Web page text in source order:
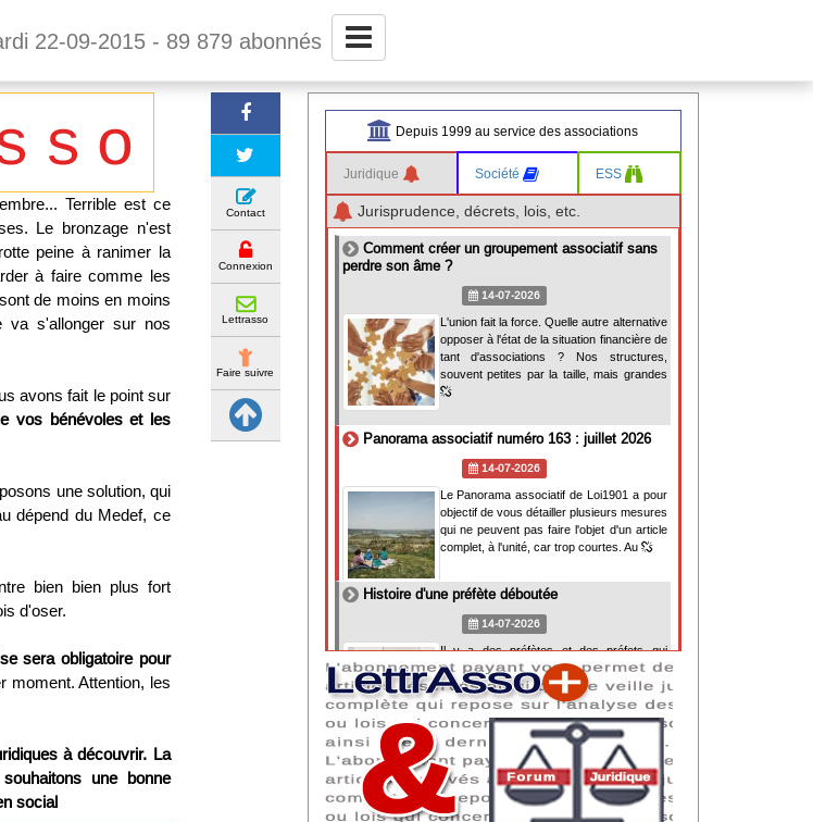
22-09-2015 - 89 879 abonnés
Terrible est ce
Le bronzage n'est
peine à ranimer la
à faire comme les
de moins en moins
va s'allonger sur nos
avons fait le point sur
vos bénévoles et les
une solution, qui
dépend du Medef, ce
bien bien plus fort
d'oser.
sera obligatoire pour
moment. Attention, les
à découvrir. La
une bonne
social
Contact
Connexion
Lettrasso
Faire suivre
Depuis 1999 au service des associations
Juridique Société ESS
Jurisprudence, décrets, lois, etc.
Comment créer un groupement associatif sans
perdre son âme ?
14-07-2026
L'union fait la force. Quelle autre alternative
opposer à l'état de la situation financière de
tant d'associations ? Nos structures,
souvent petites par la taille, mais grandes
Panorama associatif numéro 163 : juillet 2026
14-07-2026
Le Panorama associatif de Loi1901 a pour
objectif de vous détailler plusieurs mesures
qui ne peuvent pas faire l'objet d'un article
complet, à l'unité, car trop courtes. Au
Histoire d'une préfète déboutée
14-07-2026
Il y a des préfètes et des préfets qui
souhaitent tellement faire plaisir à ceux, par
lesquels leur bonne fortune est arrivée,
qu'ils en oublient la réalité de leur fonction
qui
NAF 2025 : nouvelle nomenclature d'activités
dès 2027
07-07-2026